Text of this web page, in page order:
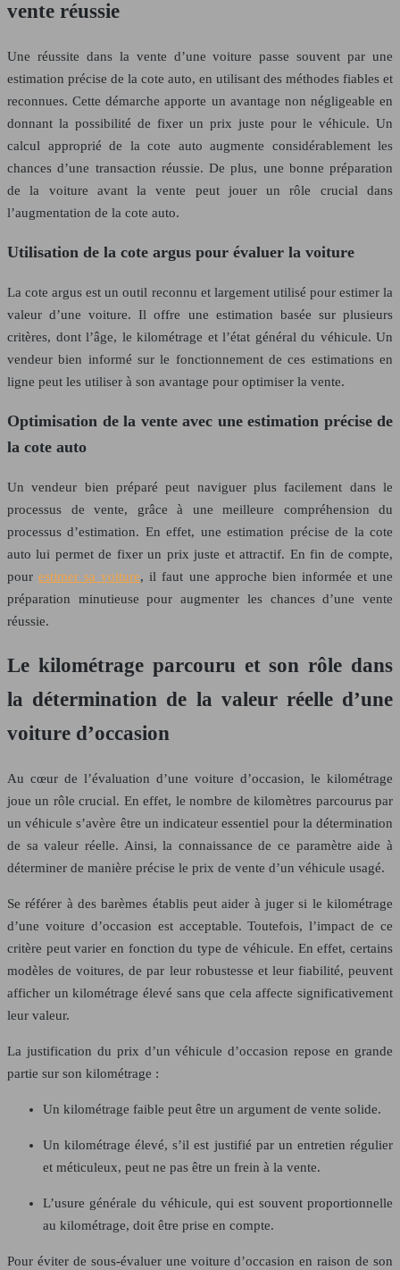
vente réussie
Une réussite dans la vente d’une voiture passe souvent par une
estimation précise de la cote auto, en utilisant des méthodes fiables et
reconnues. Cette démarche apporte un avantage non négligeable en
donnant la possibilité de fixer un prix juste pour le véhicule. Un
calcul approprié de la cote auto augmente considérablement les
chances d’une transaction réussie. De plus, une bonne préparation
de la voiture avant la vente peut jouer un rôle crucial dans
l’augmentation de la cote auto.
Utilisation de la cote argus pour évaluer la voiture
La cote argus est un outil reconnu et largement utilisé pour estimer la
valeur d’une voiture. Il offre une estimation basée sur plusieurs
critères, dont l’âge, le kilométrage et l’état général du véhicule. Un
vendeur bien informé sur le fonctionnement de ces estimations en
ligne peut les utiliser à son avantage pour optimiser la vente.
Optimisation de la vente avec une estimation précise de
la cote auto
Un vendeur bien préparé peut naviguer plus facilement dans le
processus de vente, grâce à une meilleure compréhension du
processus d’estimation. En effet, une estimation précise de la cote
auto lui permet de fixer un prix juste et attractif. En fin de compte,
pourestimer sa voiture, il faut une approche bien informée et une
préparation minutieuse pour augmenter les chances d’une vente
réussie.
Le kilométrage parcouru et son rôle dans
la détermination de la valeur réelle d’une
voiture d’occasion
Au cœur de l’évaluation d’une voiture d’occasion, le kilométrage
joue un rôle crucial. En effet, le nombre de kilomètres parcourus par
un véhicule s’avère être un indicateur essentiel pour la détermination
de sa valeur réelle. Ainsi, la connaissance de ce paramètre aide à
déterminer de manière précise le prix de vente d’un véhicule usagé.
Se référer à des barèmes établis peut aider à juger si le kilométrage
d’une voiture d’occasion est acceptable. Toutefois, l’impact de ce
critère peut varier en fonction du type de véhicule. En effet, certains
modèles de voitures, de par leur robustesse et leur fiabilité, peuvent
afficher un kilométrage élevé sans que cela affecte significativement
leur valeur.
La justification du prix d’un véhicule d’occasion repose en grande
partie sur son kilométrage :
Un kilométrage faible peut être un argument de vente solide.
Un kilométrage élevé, s’il est justifié par un entretien régulier
et méticuleux, peut ne pas être un frein à la vente.
L’usure générale du véhicule, qui est souvent proportionnelle
au kilométrage, doit être prise en compte.
Pour éviter de sous-évaluer une voiture d’occasion en raison de son